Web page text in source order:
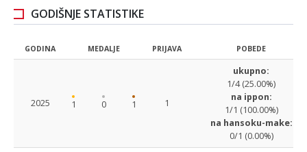
GODIŠNJE STATISTIKE
GODINA MEDALJE PRIJAVA POBEDE
2025 1 0 1 1
ukupno:
1/4 (25.00%)
na ippon:
1/1 (100.00%)
na hansoku-make:
0/1 (0.00%)